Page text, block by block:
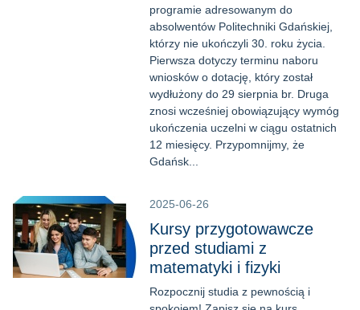
programie adresowanym do
absolwentów Politechniki Gdańskiej,
którzy nie ukończyli 30. roku życia.
Pierwsza dotyczy terminu naboru
wniosków o dotację, który został
wydłużony do 29 sierpnia br. Druga
znosi wcześniej obowiązujący wymóg
ukończenia uczelni w ciągu ostatnich
12 miesięcy. Przypomnijmy, że
Gdańsk...
2025-06-26
Kursy przygotowawcze
przed studiami z
matematyki i fizyki
Rozpocznij studia z pewnością i